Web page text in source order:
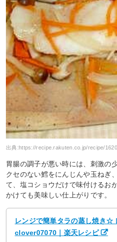
出典: https://recipe.rakuten.co.jp/recipe/
胃腸の調子が悪い時には、刺激の
クセのない鱈をにんじんや玉ねぎ
て、塩コショウだけで味付けるお
かけても美味しい仕上がりです。
レンジで簡単タラの蒸し焼き☆
clover07070｜楽天レシピ